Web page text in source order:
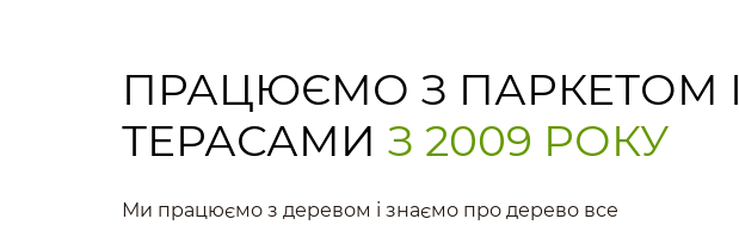
ПРАЦЮЄМО З ПАРКЕТОМ І
ТЕРАСАМИ З 2009 РОКУ
Ми працюємо з деревом і знаємо про дерево все